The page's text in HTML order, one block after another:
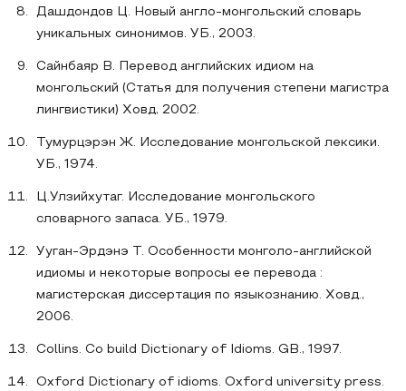
Дашдондов Ц. Новый англо-монгольский словарь
уникальных синонимов. УБ., 2003.
Сайнбаяр В. Перевод английских идиом на
монгольский (Статья для получения степени магистра
лингвистики) Ховд, 2002.
Тумурцэрэн Ж. Исследование монгольской лексики.
УБ., 1974.
Ц.Улзийхутаг. Исследование монгольского
словарного запаса. УБ., 1979.
Ууган-Эрдэнэ Т. Особенности монголо-английской
идиомы и некоторые вопросы ее перевода :
магистерская диссертация по языкознанию. Ховд.,
2006.
Collins. Co build Dictionary of Idioms. GB., 1997.
Oxford Dictionary of idioms. Oxford university press.